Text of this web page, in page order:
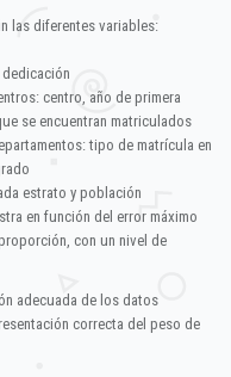
las diferentes variables:
dedicación
centro, año de primera
se encuentran matriculados
tipo de matrícula en
estrato y población
en función del error máximo
con un nivel de
adecuada de los datos
correcta del peso de